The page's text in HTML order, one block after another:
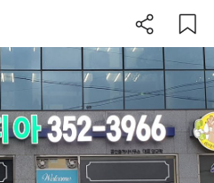
이 지역 보기